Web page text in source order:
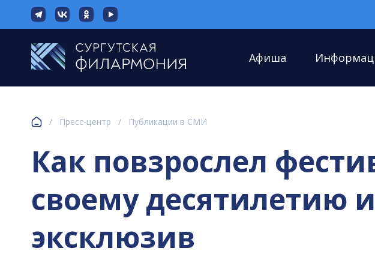
Афиша
/ Пресс-центр / Публикации в СМИ
Как повзрослел
своему десятилетию
эксклюзив